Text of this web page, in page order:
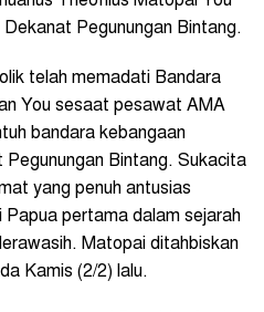
Pegunungan Bintang.
telah memadati Bandara
You sesaat pesawat AMA
bandara kebangaan
Bintang. Sukacita
yang penuh antusias
pertama dalam sejarah
Matopai ditahbiskan
Kamis (2/2) lalu.